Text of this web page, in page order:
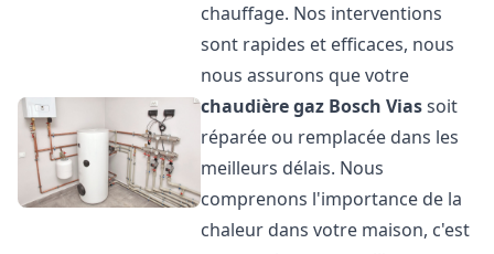
chauffage. Nos interventions
sont rapides et efficaces, nous
nous assurons que votre
chaudière gaz Bosch Viassoit
réparée ou remplacée dans les
meilleurs délais. Nous
comprenons l'importance de la
chaleur dans votre maison, c'est